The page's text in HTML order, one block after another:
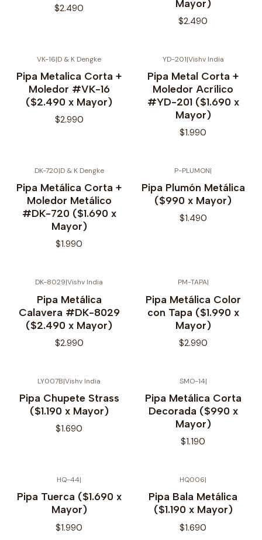
$2.490 Mayor)
$2.490
VK-16|D & K Dengke
Pipa Metalica Corta +
Moledor #VK-16
($2.490 x Mayor)
$2.990
YD-201|Vishv India
Pipa Metal Corta +
Moledor Acrílico
#YD-201 ($1.690 x
Mayor)
$1.990
DK-720|D & K Dengke
Pipa Metálica Corta +
Moledor Metálico
#DK-720 ($1.690 x
Mayor)
$1.990
P-PLUMON|
Pipa Plumón Metálica
($990 x Mayor)
$1.490
DK-8029|Vishv India
Pipa Metálica
Calavera #DK-8029
($2.490 x Mayor)
$2.990
PM-TAPA|
Pipa Metálica Color
con Tapa ($1.990 x
Mayor)
$2.990
LY007B|Vishv India
Pipa Chupete Strass
($1.190 x Mayor)
$1.690
SMO-14|
Pipa Metálica Corta
Decorada ($990 x
Mayor)
$1.190
HQ-44|
Pipa Tuerca ($1.690 x
Mayor)
$1.990
HQ006|
Pipa Bala Metálica
($1.190 x Mayor)
$1.690